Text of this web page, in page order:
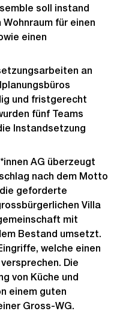
soll instand
für einen
einen
an
und fristgerecht
fünf Teams
Instandsetzung
AG überzeugt
nach dem Motto
die geforderte
Villa
mit
Bestand umsetzt.
welche einen
Die
von Küche und
einem guten
Gross-WG.